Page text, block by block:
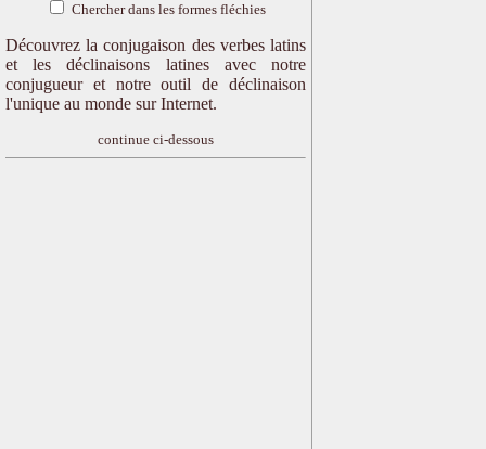
Chercher dans les formes fléchies
Découvrez la conjugaison des verbes latins
et les déclinaisons latines avec notre
conjugueur et notre outil de déclinaison
l'unique au monde sur Internet.
continue ci-dessous